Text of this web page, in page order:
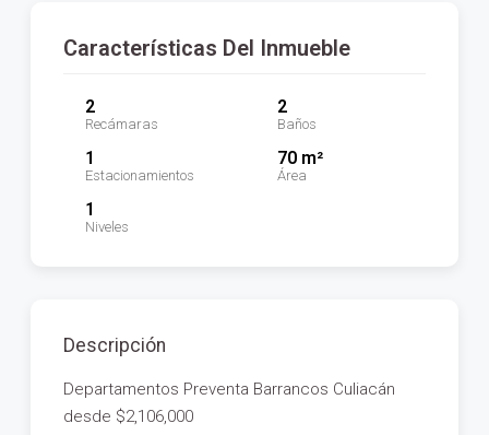
Características Del Inmueble
2
Recámaras
2
Baños
1
Estacionamientos
70 m²
Área
1
Niveles
Descripción
Departamentos Preventa Barrancos Culiacán
desde $2,106,000